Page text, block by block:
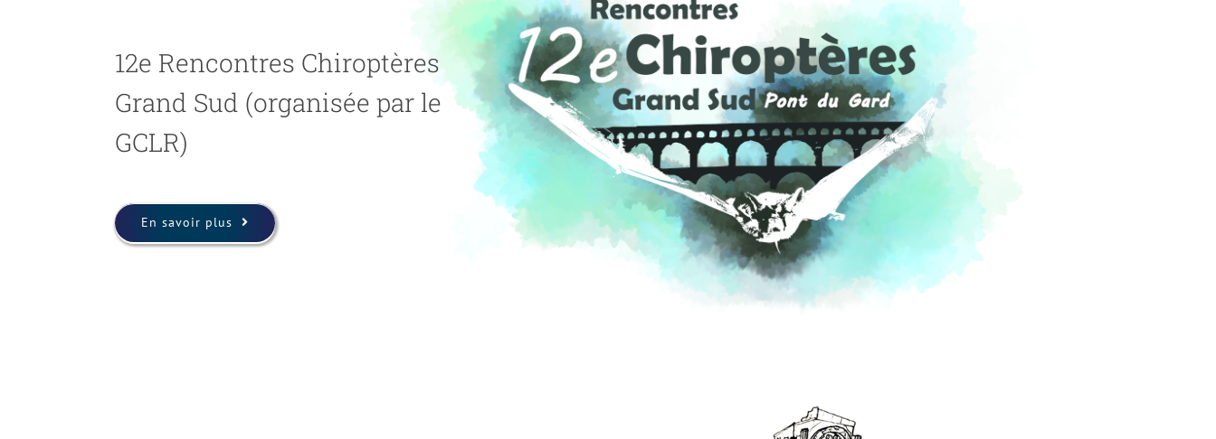
12e Rencontres Chiroptères
Grand Sud (organisée par le
GCLR)
En savoir plus